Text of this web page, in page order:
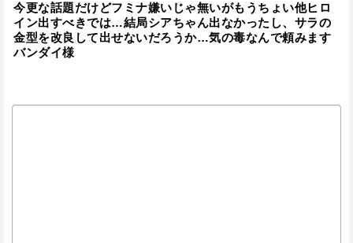
今更な話題だけどフミナ嫌いじゃ無いがもうちょい他ヒロ
イン出すべきでは…結局シアちゃん出なかったし、サラの
金型を改良して出せないだろうか…気の毒なんで頼みます
バンダイ様